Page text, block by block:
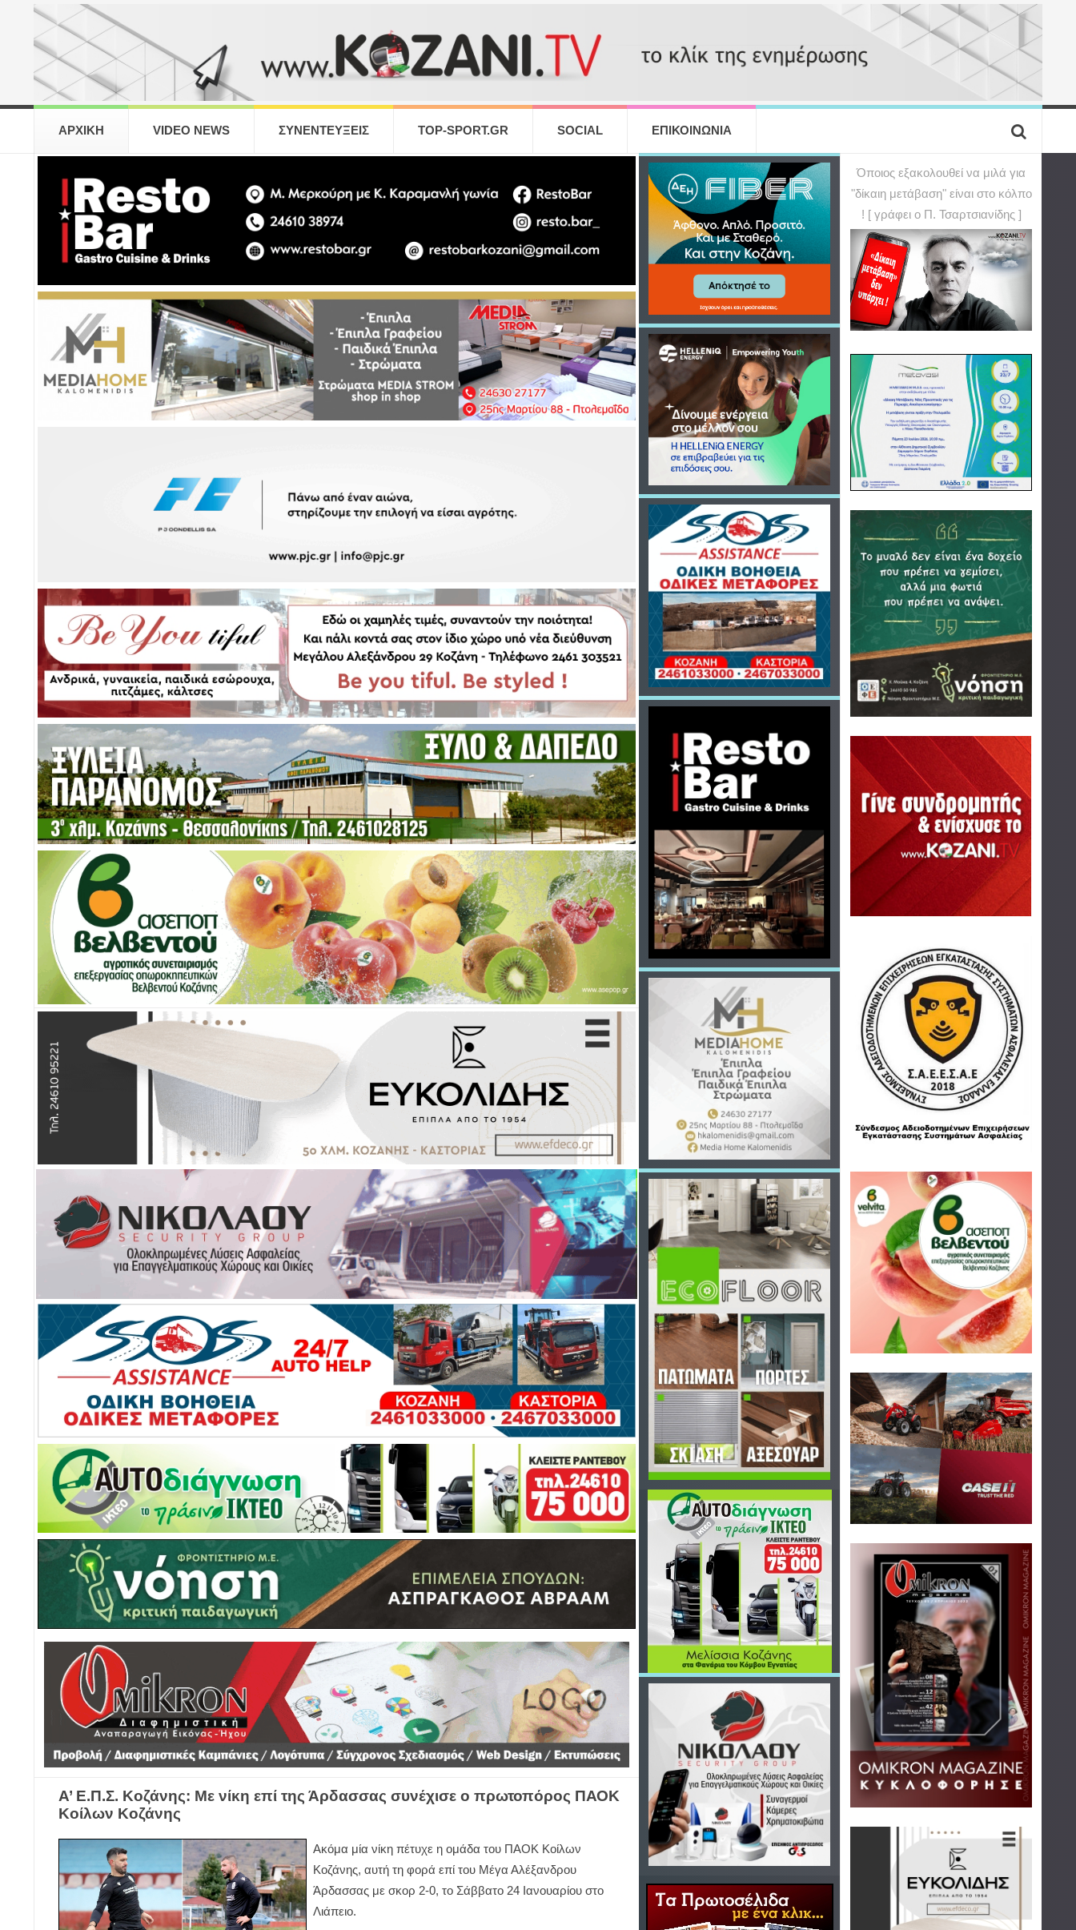
ΑΡΧΙΚΗ VIDEO NEWS ΣΥΝΕΝΤΕΥΞΕΙΣ TOP-SPORT.GR SOCIAL ΕΠΙΚΟΙΝΩΝΙΑ
Α’ Ε.Π.Σ. Κοζάνης: Με νίκη επί της Άρδασσας συνέχισε ο πρωτοπόρος ΠΑΟΚ
Κοίλων Κοζάνης
Ακόμα μία νίκη πέτυχε η ομάδα του ΠΑΟΚ Κοίλων
Κοζάνης, αυτή τη φορά επί του Μέγα Αλέξανδρου
Άρδασσας με σκορ 2-0, το Σάββατο 24 Ιανουαρίου στο
Λιάπειο.
Όποιος εξακολουθεί να μιλά για
"δίκαιη μετάβαση" είναι στο κόλπο
! [ γράφει ο Π. Τσαρτσιανίδης ]